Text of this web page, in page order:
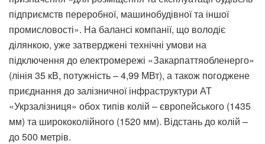
підприємств переробної, машинобудівної та іншої
промисловості». На балансі компанії, що володіє
ділянкою, уже затверджені технічні умови на
підключення до електромережі «Закарпаттяобленерго»
(лінія 35 кВ, потужність – 4,99 МВт), а також погоджене
приєднання до залізничної інфраструктури АТ
«Укрзалізниця» обох типів колій – європейського (1435
мм) та ширококолійного (1520 мм). Відстань до колій –
до 500 метрів.